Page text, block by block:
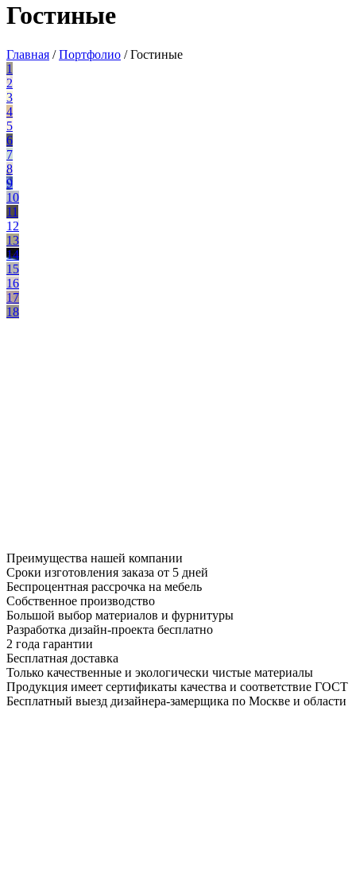
Гостиные
Главная /Портфолио /Гостиные
1
2
3
4
5
6
7
8
9
10
11
12
13
14
15
16
17
18
Преимущества нашей компании
Сроки изготовления заказа от 5 дней
Беспроцентная рассрочка на мебель
Собственное производство
Большой выбор материалов и фурнитуры
Разработка дизайн-проекта бесплатно
2 года гарантии
Бесплатная доставка
Только качественные и экологически чистые материалы
Продукция имеет сертификаты качества и соответствие ГОСТ
Бесплатный выезд дизайнера-замерщика по Москве и области